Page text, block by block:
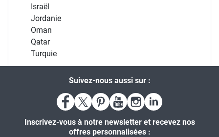
Israël
Jordanie
Oman
Qatar
Turquie
Suivez-nous aussi sur :
Inscrivez-vous à notre newsletter et recevez nos
offres personnalisées :